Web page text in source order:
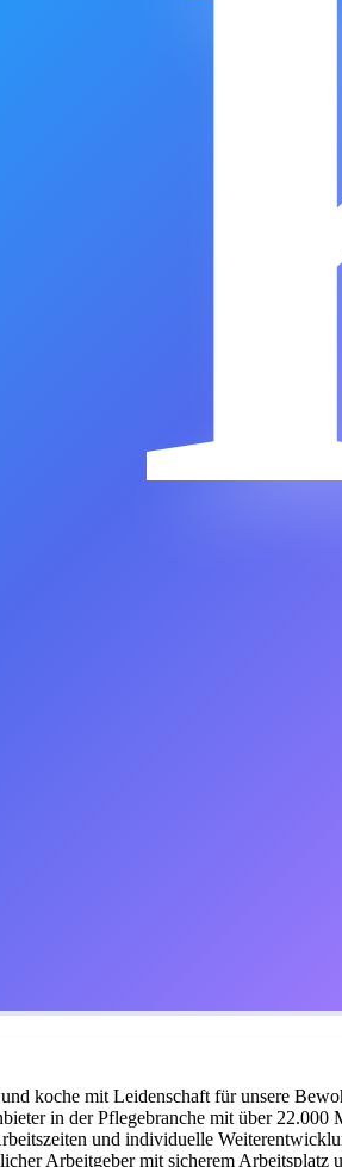
koche mit Leidenschaft für unsere
in der Pflegebranche mit über 22.000
und individuelle
Arbeitgeber mit sicherem Arbeitsplatz